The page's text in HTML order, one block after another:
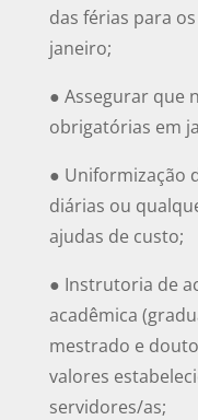
das férias para
janeiro;
● Assegurar que
obrigatórias em
● Uniformização
diárias ou
ajudas de custo;
● Instrutoria de
acadêmica
mestrado e
valores
servidores/as;